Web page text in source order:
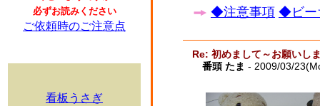
必ずお読みください
ご依頼時のご注意点
看板うさぎ
◆注意事項 ◆ビー
Re: 初めまして～お願いし
番頭 たま - 2009/03/